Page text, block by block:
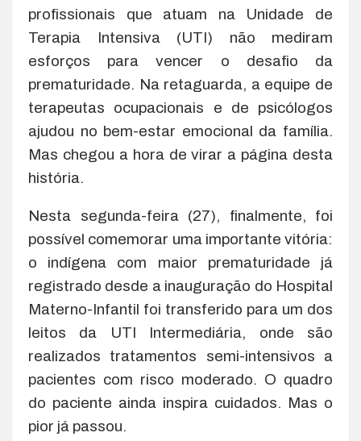
profissionais que atuam na Unidade de
Terapia Intensiva (UTI) não mediram
esforços para vencer o desafio da
prematuridade. Na retaguarda, a equipe de
terapeutas ocupacionais e de psicólogos
ajudou no bem-estar emocional da família.
Mas chegou a hora de virar a página desta
história.
Nesta segunda-feira (27), finalmente, foi
possível comemorar uma importante vitória:
o indígena com maior prematuridade já
registrado desde a inauguração do Hospital
Materno-Infantil foi transferido para um dos
leitos da UTI Intermediária, onde são
realizados tratamentos semi-intensivos a
pacientes com risco moderado. O quadro
do paciente ainda inspira cuidados. Mas o
pior já passou.